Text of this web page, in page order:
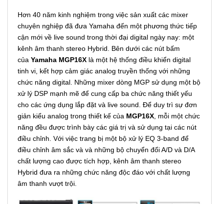
Hơn 40 năm kinh nghiệm trong việc sản xuất các mixer
chuyên nghiệp đã đưa Yamaha đến một phương thức tiếp
cận mới về live sound trong thời đại digital ngày nay: một
kênh âm thanh stereo Hybrid. Bên dưới các nút bấm
của Yamaha MGP16X là một hệ thống điều khiển digital
tinh vi, kết hợp cảm giác analog truyền thống với những
chức năng digital. Những mixer dòng MGP sử dụng một bộ
xử lý DSP mạnh mẽ để cung cấp ba chức năng thiết yếu
cho các ứng dụng lắp đặt và live sound. Để duy trì sự đơn
giản kiểu analog trong thiết kế của MGP16X , mỗi một chức
năng đều được trình bày các giá trị và sử dụng tại các nút
điều chỉnh. Với việc trang bị một bộ xử lý EQ 3-band để
điều chỉnh âm sắc và và những bộ chuyển đổi A/D và D/A
chất lượng cao được tích hợp, kênh âm thanh stereo
Hybrid đưa ra những chức năng độc đáo với chất lượng
âm thanh vượt trội.